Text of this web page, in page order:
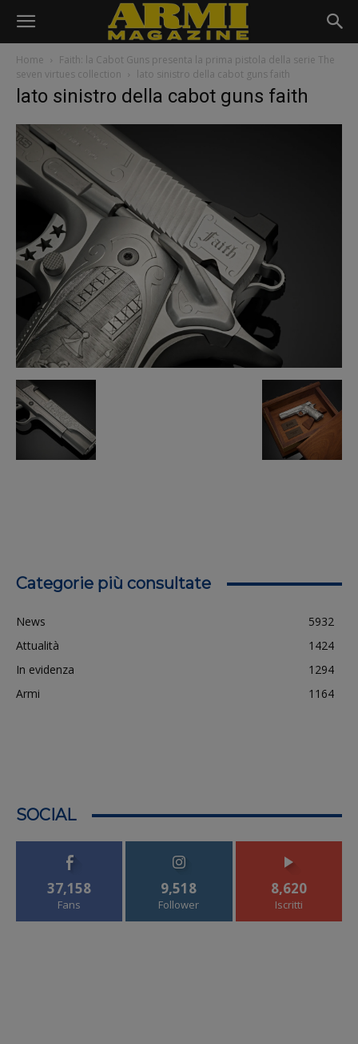
Home
Faith: la Cabot Guns presenta la prima pistola della serie The
seven virtues collection
lato sinistro della cabot guns faith
lato sinistro della cabot guns faith
Categorie più consultate
News
5932
Attualità
1424
In evidenza
1294
Armi
1164
SOCIAL
37,158
Fans
9,518
Follower
8,620
Iscritti